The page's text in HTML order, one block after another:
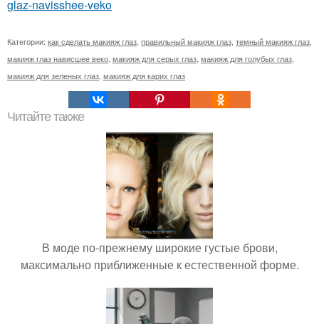
glaz-navisshee-veko
Категории: как сделать макияж глаз правильный макияж глаз темный макияж глаз
макияж глаз нависшее веко макияж для серых глаз макияж для голубых глаз
макияж для зеленых глаз макияж для карих глаз
Читайте также
В моде по-прежнему широкие густые брови,
максимально приближенные к естественной форме.